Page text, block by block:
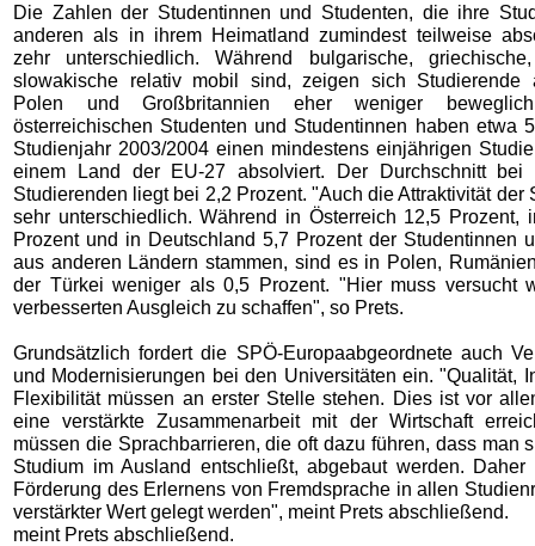
Die Zahlen der Studentinnen und Studenten, die ihre
anderen als in ihrem Heimatland zumindest teilweise
zehr unterschiedlich. Während bulgarische,
slowakische relativ mobil sind, zeigen sich Studierende
Polen und Großbritannien eher weniger
österreichischen Studenten und Studentinnen haben etwa
Studienjahr 2003/2004 einen mindestens einjährigen
einem Land der EU-27 absolviert. Der Durchschnitt bei
Studierenden liegt bei 2,2 Prozent. "Auch die Attraktivität der
sehr unterschiedlich. Während in Österreich 12,5 Prozent,
Prozent und in Deutschland 5,7 Prozent der Studentinnen
aus anderen Ländern stammen, sind es in Polen,
der Türkei weniger als 0,5 Prozent. "Hier muss versucht
verbesserten Ausgleich zu schaffen", so Prets.
Grundsätzlich fordert die SPÖ-Europaabgeordnete auch
und Modernisierungen bei den Universitäten ein. "Qualität,
Flexibilität müssen an erster Stelle stehen. Dies ist vor
eine verstärkte Zusammenarbeit mit der Wirtschaft
müssen die Sprachbarrieren, die oft dazu führen, dass man
Studium im Ausland entschließt, abgebaut werden.
Förderung des Erlernens von Fremdsprache in allen
verstärkter Wert gelegt werden", meint Prets abschließend.
meint Prets abschließend.